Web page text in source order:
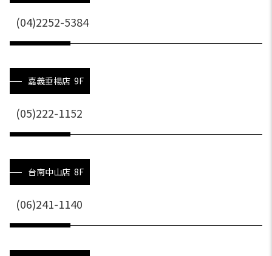
(04)2252-5384
嘉義垂楊店 9F
(05)222-1152
台南中山店 8F
(06)241-1140